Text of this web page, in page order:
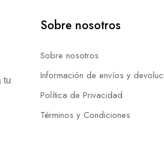
tu
Sobre nosotros
Sobre nosotros
Información de envíos y
Política de Privacidad
Términos y Condiciones